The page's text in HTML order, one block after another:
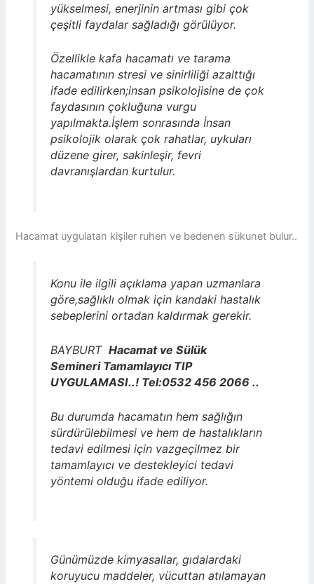
yükselmesi, enerjinin artması gibi çok
çeşitli faydalar sağladığı görülüyor.
Özellikle kafa hacamatı ve tarama
hacamatının stresi ve sinirliliği azalttığı
ifade edilirken;insan psikolojisine de çok
faydasının çokluğuna vurgu
yapılmakta.İşlem sonrasında İnsan
psikolojik olarak çok rahatlar, uykuları
düzene girer, sakinleşir, fevri
davranışlardan kurtulur.
Hacamat uygulatan kişiler ruhen ve bedenen sükunet bulur..
Konu ile ilgili açıklama yapan uzmanlara
göre,sağlıklı olmak için kandaki hastalık
sebeplerini ortadan kaldırmak gerekir.
BAYBURT Hacamat ve Sülük
Semineri Tamamlayıcı TIP
UYGULAMASI..! Tel:0532 456 2066 ..
Bu durumda hacamatın hem sağlığın
sürdürülebilmesi ve hem de hastalıkların
tedavi edilmesi için vazgeçilmez bir
tamamlayıcı ve destekleyici tedavi
yöntemi olduğu ifade ediliyor.
Günümüzde kimyasallar, gıdalardaki
koruyucu maddeler, vücuttan atılamayan